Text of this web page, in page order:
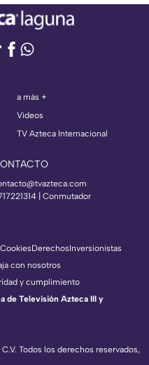
a más +
Videos
TV Azteca Internacional
| Conmutador
Todos los derechos reservados,
DerechosInversionistas
con nosotros
y cumplimiento
de Televisión Azteca III y